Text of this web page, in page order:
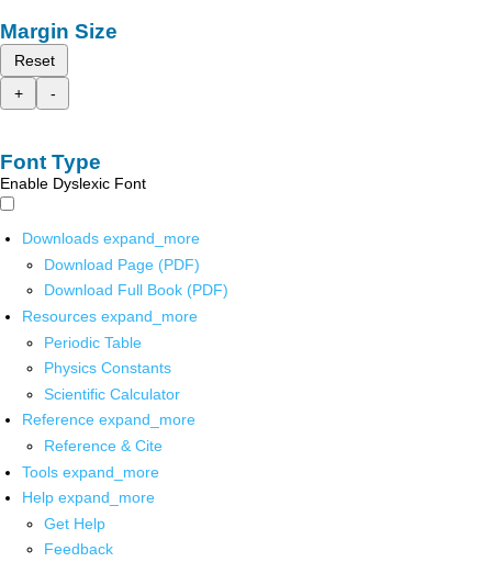
Margin Size
Reset
+
-
Font Type
Enable Dyslexic Font
Downloads expand_more
Download Page (PDF)
Download Full Book (PDF)
Resources expand_more
Periodic Table
Physics Constants
Scientific Calculator
Reference expand_more
Reference & Cite
Tools expand_more
Help expand_more
Get Help
Feedback